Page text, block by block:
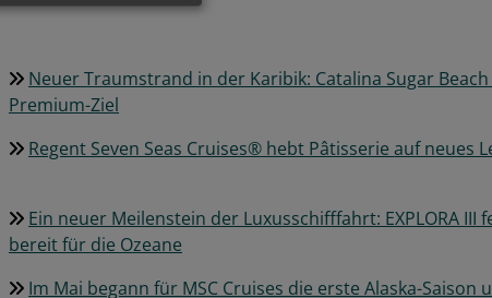
Neuer Traumstrand in der Karibik: Catalina Sugar
Premium-Ziel
Regent Seven Seas Cruises® hebt Pâtisserie auf neues
Ein neuer Meilenstein der Luxusschifffahrt: EXPLORA III
bereit für die Ozeane
Im Mai begann für MSC Cruises die erste Alaska-Saison